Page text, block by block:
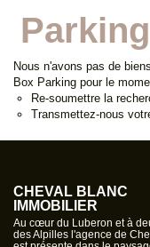
Nous n'avons pas de
Box Parking pour le
Re-soumettre la
Transmettez-nous
CHEVAL BLANC
IMMOBILIER
Au cœur du Luberon et à
des Alpilles l'agence de